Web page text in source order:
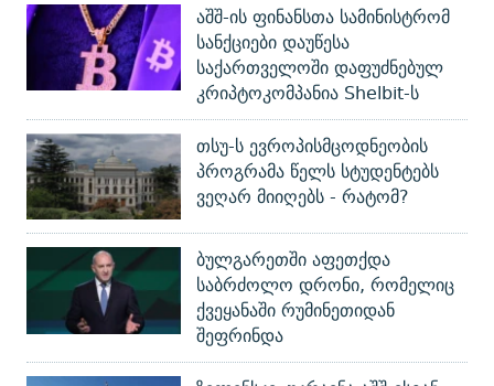
აშშ-ის ფინანსთა სამინისტრომ
სანქციები დაუწესა
საქართველოში დაფუძნებულ
კრიპტოკომპანია Shelbit-ს
თსუ-ს ევროპისმცოდნეობის
პროგრამა წელს სტუდენტებს
ვეღარ მიიღებს - რატომ?
ბულგარეთში აფეთქდა
საბრძოლო დრონი, რომელიც
ქვეყანაში რუმინეთიდან
შეფრინდა